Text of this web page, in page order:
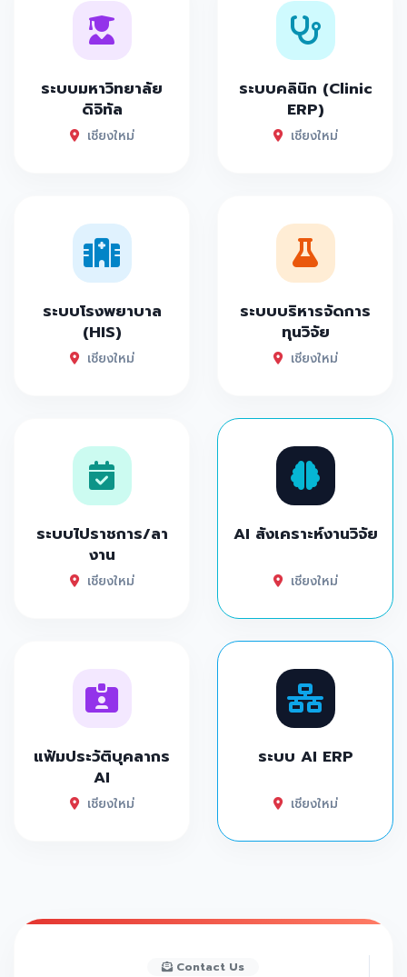
ระบบมหาวิทยาลัย
ดิจิทัล
เชียงใหม่
ระบบคลินิก (Clinic
ERP)
เชียงใหม่
ระบบโรงพยาบาล
(HIS)
เชียงใหม่
ระบบบริหารจัดการ
ทุนวิจัย
เชียงใหม่
ระบบไปราชการ/ลา
งาน
เชียงใหม่
AI สังเคราะห์งานวิจัย
เชียงใหม่
แฟ้มประวัติบุคลากร
AI
เชียงใหม่
ระบบ AI ERP
เชียงใหม่
Contact Us